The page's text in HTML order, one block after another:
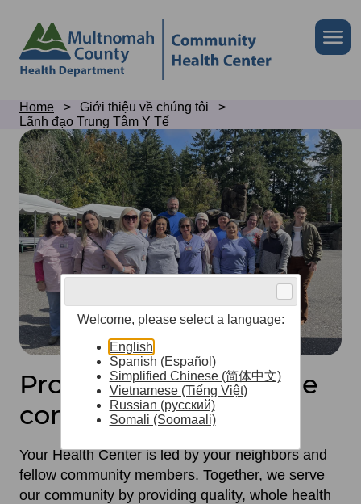
header
Skip
to
page
content
Breadcrumb
Home
Giới thiệu về chúng tôi
Lãnh đạo Trung Tâm Y Tế
Health
Center
leadership
Proud to be part of the
community we serve
Your Health Center is led by your neighbors and
fellow community members. Together, we serve
our community by providing quality, whole health
Welcome, please select a language:
English
Spanish (Español)
Simplified Chinese (简体中文)
Vietnamese (Tiếng Việt)
Russian (русский)
Somali (Soomaali)